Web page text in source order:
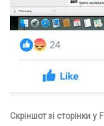
Скріншот зі сторінки у